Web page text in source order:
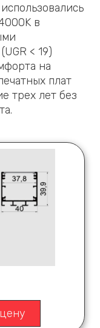
в
< 19)
на
плат
трех лет без